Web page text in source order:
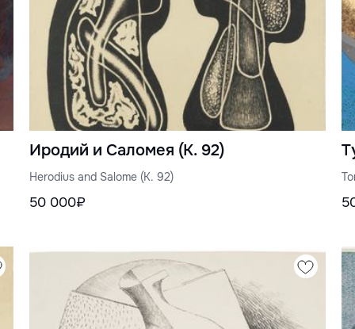
Иродий и Саломея (К. 92)
Herodius and Salome (K. 92)
50 000₽